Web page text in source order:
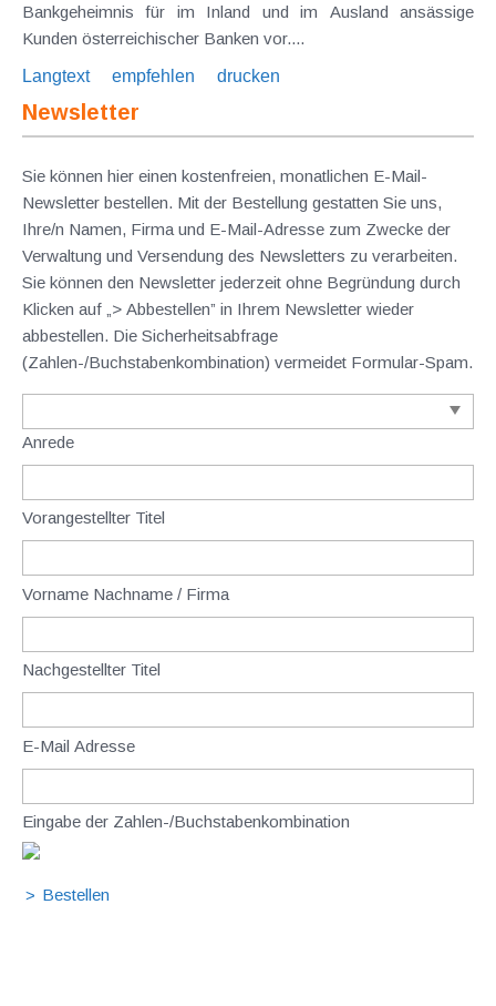
Bankgeheimnis für im Inland und im Ausland ansässige
Kunden österreichischer Banken vor....
Langtext
empfehlen drucken
Newsletter
Sie können hier einen kostenfreien, monatlichen E-Mail-
Newsletter bestellen. Mit der Bestellung gestatten Sie uns,
Ihre/n Namen, Firma und E-Mail-Adresse zum Zwecke der
Verwaltung und Versendung des Newsletters zu verarbeiten.
Sie können den Newsletter jederzeit ohne Begründung durch
Klicken auf „> Abbestellen” in Ihrem Newsletter wieder
abbestellen. Die Sicherheitsabfrage
(Zahlen-/Buchstabenkombination) vermeidet Formular-Spam.
Anrede
Vorangestellter Titel
Vorname Nachname / Firma
Nachgestellter Titel
E-Mail Adresse
Eingabe der Zahlen-/Buchstabenkombination